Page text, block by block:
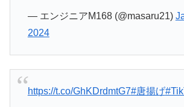
— エンジニアM168 (@masaru21)
2024
https://t.co/GhKDrdmtG7#唐揚げ